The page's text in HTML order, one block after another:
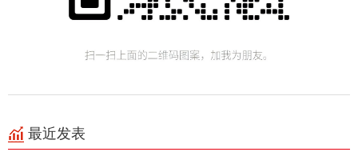
最近发表